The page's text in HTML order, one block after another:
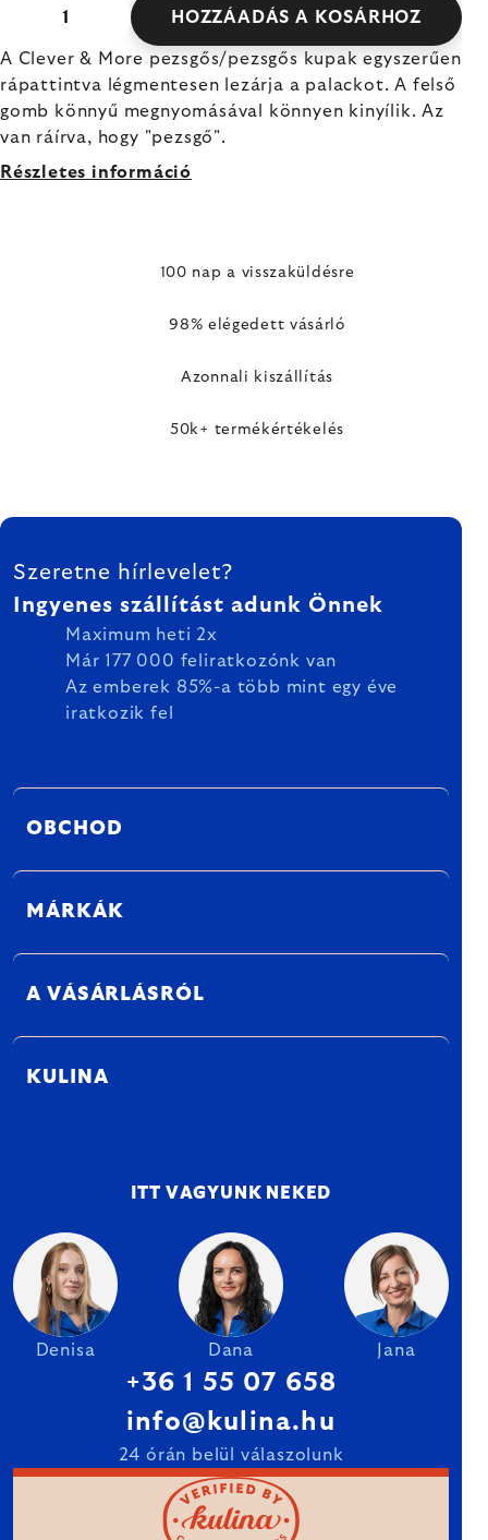
HOZZÁADÁS A KOSÁRHOZ
A Clever & More pezsgős/pezsgős kupak egyszerűen
rápattintva légmentesen lezárja a palackot. A felső
gomb könnyű megnyomásával könnyen kinyílik. Az
van ráírva, hogy "pezsgő".
Részletes információ
100 nap a visszaküldésre
98% elégedett vásárló
Azonnali kiszállítás
50k+ termékértékelés
LÁBLÉC
Szeretne hírlevelet?
Ingyenes szállítást adunk Önnek
Maximum heti 2x
Már 177 000 feliratkozónk van
Az emberek 85%-a több mint egy éve
iratkozik fel
OBCHOD
MÁRKÁK
A VÁSÁRLÁSRÓL
KULINA
ITT VAGYUNK NEKED
Denisa Dana Jana
+36 1 55 07 658
info@kulina.hu
24 órán belül válaszolunk